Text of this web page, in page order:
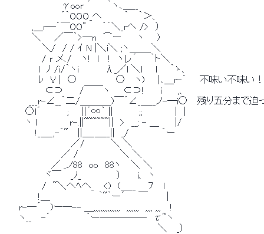
γoor ´　　 ｀ヽ､＿__
´｀OOO_へ　　　 ｀　 ｀＞、
,＿r―´￣OO°　 ｀´＼_rへ />　）
＼　　／￣｀>―n　⌒ー　　 ヽ　　)
＼/　/ / ｲ N |＼i＼ ;ヽ＿＿_＼
/ r メ､/　 ヽ!　l　 !　ヽレ´　　｀ト＼
l　ﾉ /i/｀ヽi　　　　λ_／l ＼l　　l　　｀ゝ、
ﾚ　V |　○　　　　　　○　 ヽ)　　|､＿r-´　　不味い不味い
⊂⊃　　 /￣￣ヽ　　⊂⊃!　　 i　　 ,、
___r-∠__｀二/＿＿＿_)￣´∠_＿__ノ-―i○　 残り五分まで迫
○l´　　　　;　　||´∞｀ ||　　　　;;　　　　　|　|
ヽ l　　　　　r-.||~~~~~~||　>　__; - ＿　　 |/
!_＿_,-´~　 ||＿_＿__||　_/　　　　　｀ー
／/　　　　＼ ＼
／ /　　　　　　 ＼ ＼
／ _ノ88　oo　88ヽ　 ＼ ＼
ヾ￣　 _ﾉ_　 　　　　）　　 i、 ヽ
/　~＼へﾍへ_　 <)　(＿__ 　 ﾌ 　l
!＿　　　　　　　 ｀~｀ー´　　￣　 　 |
r-―´　 )ー―-- ＿,,,,,,,,,,,,,,,　,,,,,,,　,,,, ,,,　 !
ヽ__　 -´　　　　　 ｀ー―――――　τ~ヽ
＼　 _）